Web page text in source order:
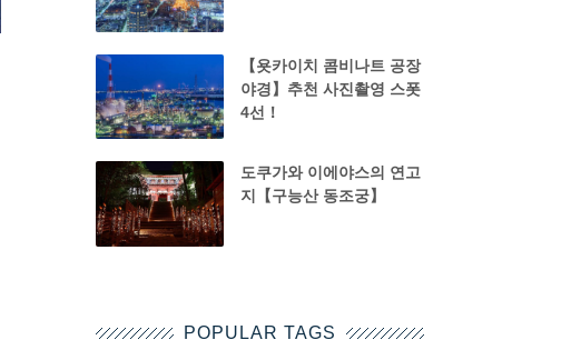
【욧카이치 콤비나트 공장
야경】추천 사진촬영 스폿
4선！
도쿠가와 이에야스의 연고
지【구능산 동조궁】
POPULAR TAGS